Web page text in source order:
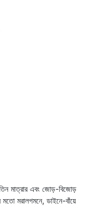
মাত্রার এবং জোড়-বিজোড়
মতো মরালগমনে, ডাইনে-বাঁয়ে